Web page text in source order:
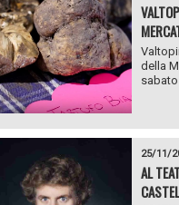
della
sabato
25/11/
AL